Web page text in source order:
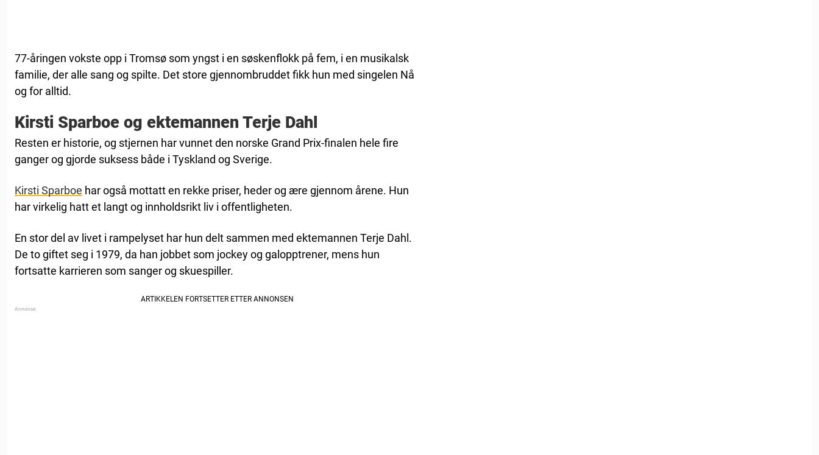
77-åringen vokste opp i Tromsø som yngst i en søskenflokk på fem, i en musikalsk
familie, der alle sang og spilte. Det store gjennombruddet fikk hun med singelen Nå
og for alltid.
Kirsti Sparboe og ektemannen Terje Dahl
Resten er historie, og stjernen har vunnet den norske Grand Prix-finalen hele fire
ganger og gjorde suksess både i Tyskland og Sverige.
Kirsti Sparboe har også mottatt en rekke priser, heder og ære gjennom årene. Hun
har virkelig hatt et langt og innholdsrikt liv i offentligheten.
En stor del av livet i rampelyset har hun delt sammen med ektemannen Terje Dahl.
De to giftet seg i 1979, da han jobbet som jockey og galopptrener, mens hun
fortsatte karrieren som sanger og skuespiller.